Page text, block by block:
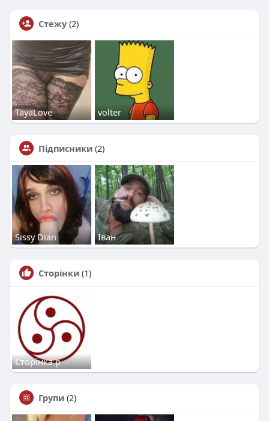
Стежу (2)
TayaLove volter
Підписники (2)
Sissy Dian Іван
Сторінки (1)
Сторінка р
Групи (2)